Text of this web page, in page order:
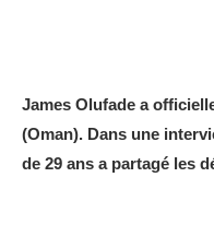
James Olufade a
(Oman). Dans une
de 29 ans a partagé les